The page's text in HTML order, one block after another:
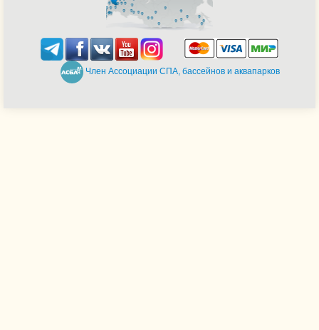
Член Ассоциации СПА, бассейнов и аквапарков